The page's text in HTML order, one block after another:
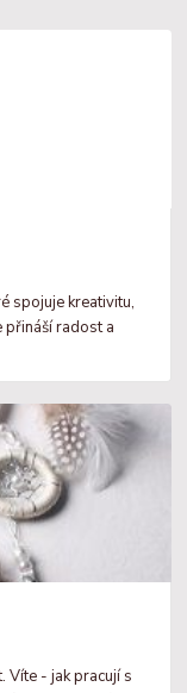
spojuje kreativitu,
přináší radost a
Víte - jak pracují s